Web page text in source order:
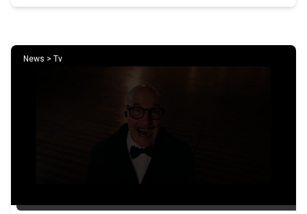
News > Tv